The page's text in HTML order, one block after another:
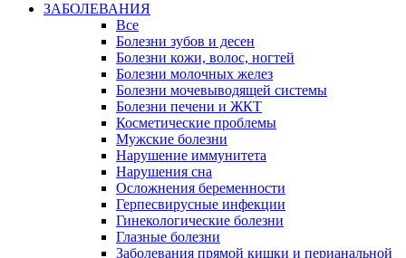
ЗАБОЛЕВАНИЯ
Все
Болезни зубов и десен
Болезни кожи, волос, ногтей
Болезни молочных желез
Болезни мочевыводящей системы
Болезни печени и ЖКТ
Косметические проблемы
Мужские болезни
Нарушение иммунитета
Нарушения сна
Осложнения беременности
Герпесвирусные инфекции
Гинекологические болезни
Глазные болезни
Заболевания прямой кишки и перианальной